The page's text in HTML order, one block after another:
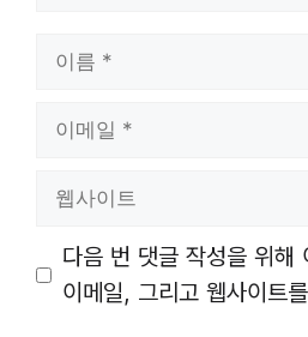
트
다음 번 댓글 작성을 위해
이메일, 그리고 웹사이트